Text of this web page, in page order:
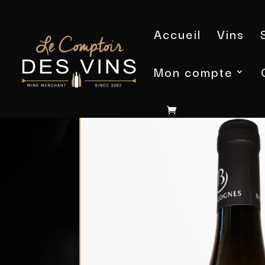
Accueil Vins
Mon compte